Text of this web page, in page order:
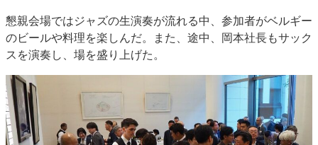
懇親会場ではジャズの生演奏が流れる中、参加者がベルギー
のビールや料理を楽しんだ。また、途中、岡本社長もサック
スを演奏し、場を盛り上げた。